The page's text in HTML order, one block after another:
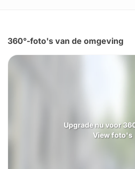
360°-foto's van de omgeving
Upgrade nu voor
View foto's